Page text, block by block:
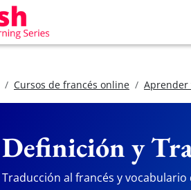
Cursos de francés online Aprender
Definición y
Traducción al francés y